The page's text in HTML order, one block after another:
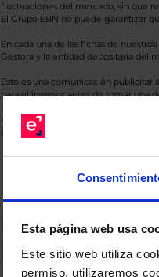
Esta página web usa
Este sitio web utiliza
permiso, utilizaremos
fluctuaciones del mercado, sin que
El Grupo EBN no puede garantizar
En cada una de las fichas de
Gestora y la entidad depositaria del
Esto es una comunicación
para el inversor antes de tomar una
Los datos de rentabilidad mostrados
anterior a Valor Liquidativo actual
Le